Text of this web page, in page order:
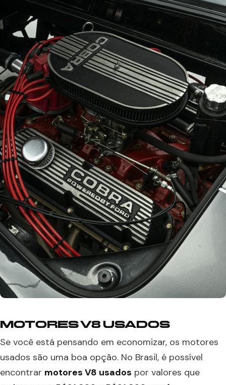
MOTORES V8 USADOS
Se você está pensando em economizar, os motores
usados são uma boa opção. No Brasil, é possível
encontrar motores V8 usados por valores que